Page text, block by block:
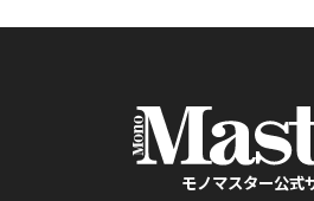
モノマスター公式